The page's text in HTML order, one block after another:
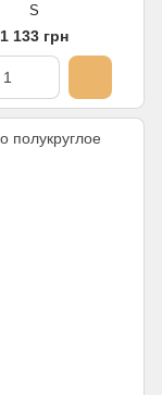
S
1 133 грн